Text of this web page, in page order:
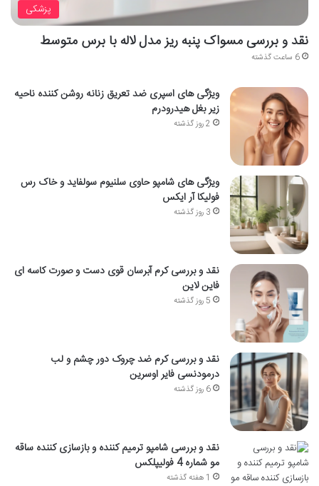
پزشکی
نقد و بررسی مسواک پنبه ریز مدل لاله با برس متوسط
6 ساعت گذشته
ویژگی های اسپری ضد تعریق زنانه روشن کننده ناحیه
زیر بغل هیدرودرم
2 روز گذشته
ویژگی های شامپو حاوی سلنیوم سولفاید و خاک رس
فولیکا آر ایکس
3 روز گذشته
نقد و بررسی کرم آبرسان قوی دست و صورت کاسه ای
فاین لاین
5 روز گذشته
نقد و بررسی کرم ضد چروک دور چشم و لب
درمودنسی فایر اوسرین
6 روز گذشته
نقد و بررسی شامپو ترمیم کننده و بازسازی کننده ساقه
مو شماره 4 فولیپلکس
1 هفته گذشته